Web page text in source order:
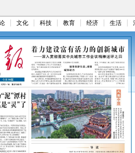
文化 科技 教育 经济 生活